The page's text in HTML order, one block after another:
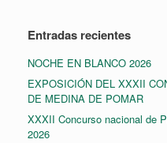
Entradas recientes
NOCHE EN BLANCO 2026
EXPOSICIÓN DEL XXXII
DE MEDINA DE POMAR
XXXII Concurso nacional de
2026